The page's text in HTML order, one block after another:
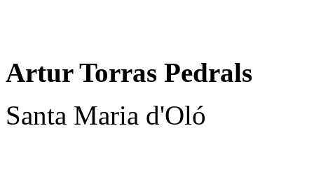
Artur Torras Pedrals
Santa Maria d'Oló